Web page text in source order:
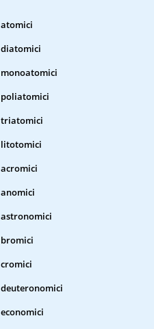
atomici
diatomici
monoatomici
poliatomici
triatomici
litotomici
acromici
anomici
astronomici
bromici
cromici
deuteronomici
economici